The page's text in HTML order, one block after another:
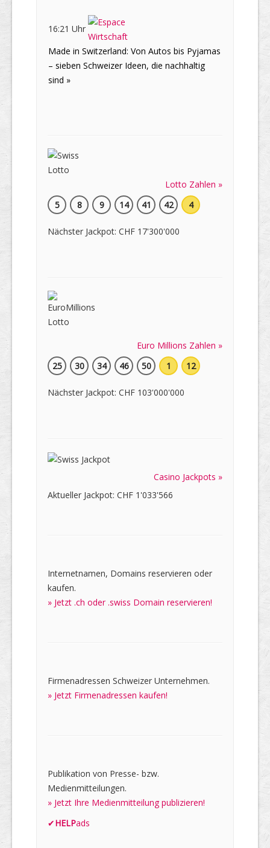
16:21 Uhr
Made in Switzerland: Von Autos bis Pyjamas
– sieben Schweizer Ideen, die nachhaltig
sind »
Lotto Zahlen »
5
8 9 14 41 42 4
Nächster Jackpot: CHF 17'300'000
Euro Millions Zahlen »
25
30 34 46 50 1 12
Nächster Jackpot: CHF 103'000'000
Casino Jackpots »
Aktueller Jackpot: CHF 1'033'566
Internetnamen, Domains reservieren oder
kaufen.
» Jetzt .ch oder .swiss Domain reservieren!
Firmenadressen Schweizer Unternehmen.
» Jetzt Firmenadressen kaufen!
Publikation von Presse- bzw.
Medienmitteilungen.
» Jetzt Ihre Medienmitteilung publizieren!
✔HELPads